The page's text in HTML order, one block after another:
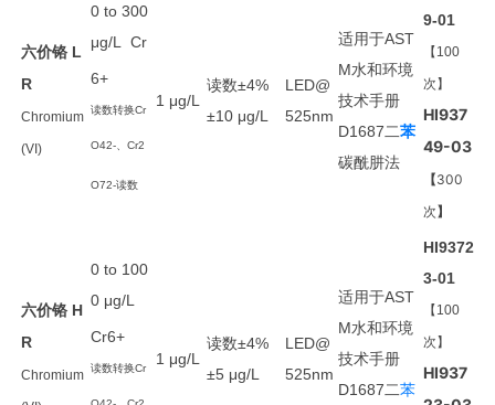
六价铬 L
R
Chromium
(VI)
0 to 300
μg/L Cr
6+
读数转换Cr
O42-、Cr2
O72-读数
1 μg/L
读数±4%
±10 μg/L
LED@
525nm
适用于AST
M水和环境
技术手册
D1687二苯
碳酰肼法
9-01
【100
次】
HI937
49-03
【300
次】
六价铬 H
R
Chromium
0 to 100
0 μg/L
Cr6+
读数转换Cr
1 μg/L
读数±4%
±5 μg/L
LED@
525nm
适用于AST
M水和环境
技术手册
D1687二苯
HI9372
3-01
【100
次】
HI937